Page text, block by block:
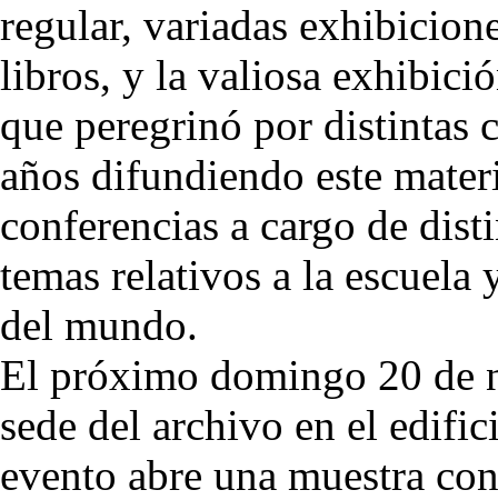
regular, variadas
libros, y la valiosa
que peregrinó por distintas
años difundiendo este
conferencias a cargo de
temas relativos a la escuela
del mundo.
El próximo domingo 20 de
sede del archivo en el
evento abre una muestra